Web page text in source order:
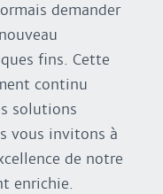
demander
fins. Cette
continu
solutions
vous invitons à
de notre
enrichie.